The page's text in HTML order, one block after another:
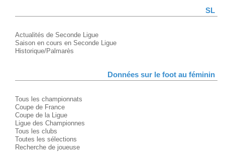
SL
Actualités de Seconde Ligue
Saison en cours en Seconde Ligue
Historique/Palmarès
Données sur le foot au féminin
Tous les championnats
Coupe de France
Coupe de la Ligue
Ligue des Championnes
Tous les clubs
Toutes les sélections
Recherche de joueuse